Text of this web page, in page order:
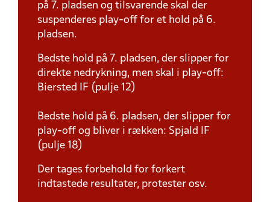
på 7. pladsen og tilsvarende skal der
suspenderes play-off for et hold på 6.
pladsen.
Bedste hold på 7. pladsen, der slipper for
direkte nedrykning, men skal i play-off:
Biersted IF (pulje 12)
Bedste hold på 6. pladsen, der slipper for
play-off og bliver i rækken: Spjald IF
(pulje 18)
Der tages forbehold for forkert
indtastede resultater, protester osv.